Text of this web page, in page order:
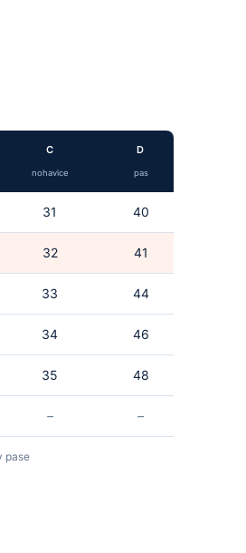
C
nohavice
D
pas
31 40
32 41
33 44
34 46
35 48
– –
pase